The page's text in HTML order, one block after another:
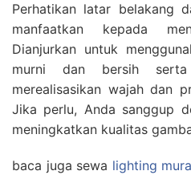
Perhatikan latar belakang
manfaatkan kepada
Dianjurkan untuk
murni dan bersih
merealisasikan wajah dan
Jika perlu, Anda sanggup
meningkatkan kualitas
baca juga sewa lighting